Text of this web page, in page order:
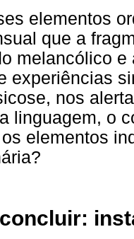
elementos
que a
melancólico
experiências
nos
linguagem, o
elementos